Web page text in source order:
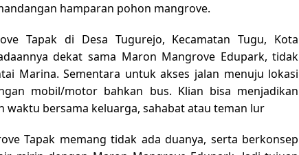
hamparan pohon mangrove.
Tapak di Desa Tugurejo, Kecamatan Tugu, Kota
dekat sama Maron Mangrove Edupark, tidak
Marina. Sementara untuk akses jalan menuju lokasi
mobil/motor bahkan bus. Klian bisa menjadikan
waktu bersama keluarga, sahabat atau teman lur
Tapak memang tidak ada duanya, serta berkonsep